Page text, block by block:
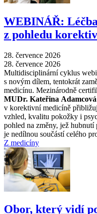
WEBINÁŘ:
z pohledu
28. července 2026
28. července 2026
Multidisciplinární cyklus
s novým dílem, tentokrát
medicínu. Mezinárodně
MUDr. Kateřina Adamcová
v korektivní medicíně
vzhled, kvalitu pokožky i
pohled na změny, jež hubnutí
je nedílnou součástí celého
Z medicíny
Obor, který vidí